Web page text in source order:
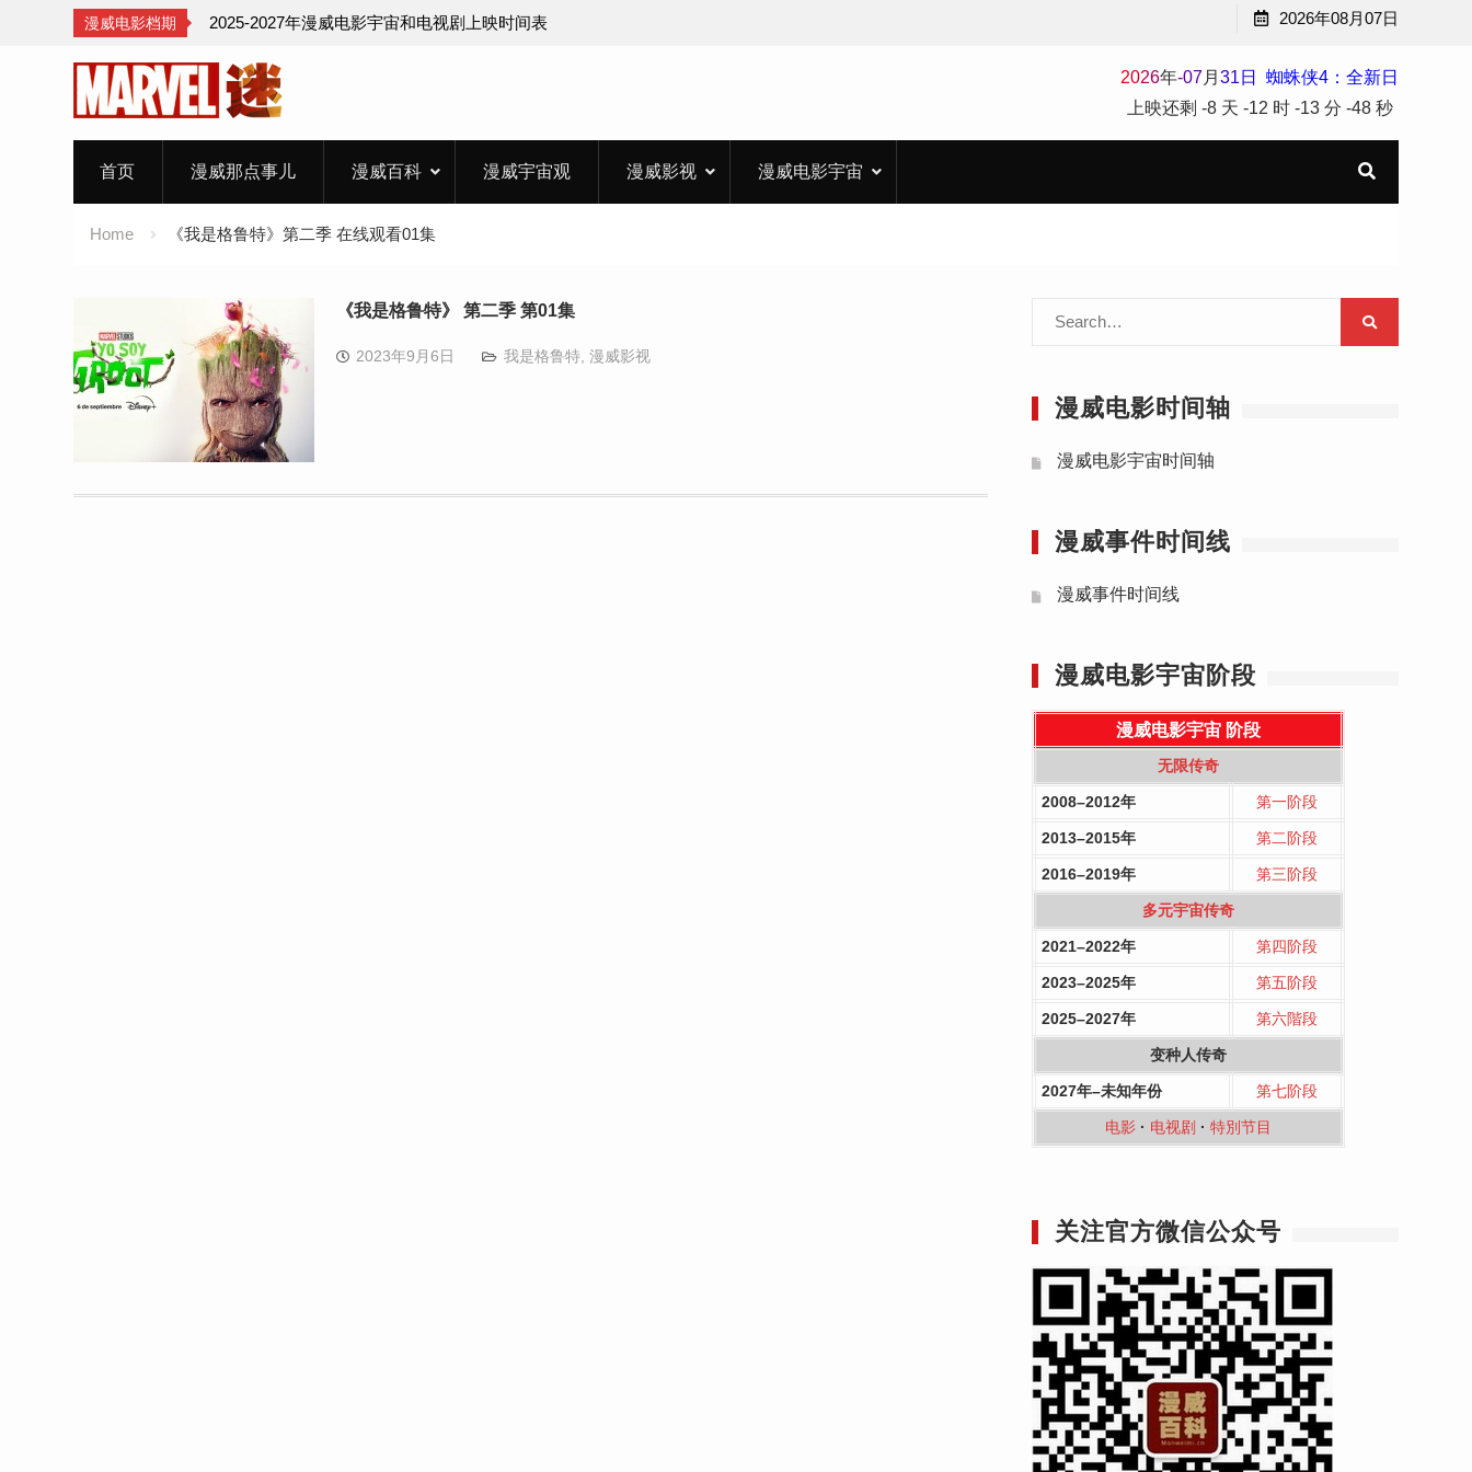
漫威电影档期 2025-2027年漫威电影宇宙和电视剧上映时间表 2026年08月07日
2026年-07月 31 日
蜘蛛侠4：全新日
上映还剩 -8 天 -12 时 -13 分 -48 秒
首页 漫威那点事儿 漫威百科 漫威宇宙观 漫威影视 漫威电影宇宙
Home 《我是格鲁特》第二季 在线观看01集
《我是格鲁特》 第二季 第01集
2023年9月6日 我是格鲁特 漫威影视
Search
漫威电影时间轴
漫威电影宇宙时间轴
漫威事件时间线
漫威事件时间线
漫威电影宇宙阶段
漫威电影宇宙 阶段
无限传奇
2008–2012年 第一阶段
2013–2015年 第二阶段
2016–2019年 第三阶段
多元宇宙传奇
2021–2022年 第四阶段
2023–2025年 第五阶段
2025–2027年 第六階段
变种人传奇
2027年–未知年份 第七阶段
电影 · 电视剧 · 特別节目
关注官方微信公众号